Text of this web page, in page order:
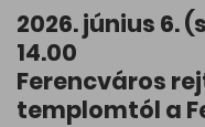
2026. június 6.
14.00
Ferencváros
templomtól a